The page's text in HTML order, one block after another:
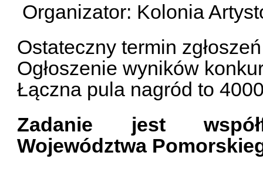
Organizator: Kolonia
Ostateczny termin
Ogłoszenie wyników
Łączna pula nagród to
Zadanie jest
Województwa